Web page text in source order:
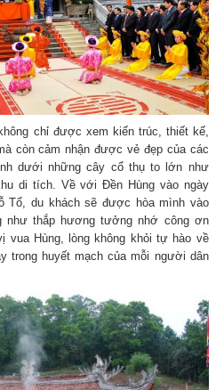
chỉ được xem kiến trúc, thiết kế,
còn cảm nhận được vẻ đẹp của các
dưới những cây cổ thụ to lớn như
di tích. Về với Đền Hùng vào ngày
Tổ, du khách sẽ được hòa mình vào
như thắp hương tưởng nhớ công ơn
vua Hùng, lòng không khỏi tự hào về
trong huyết mạch của mỗi người dân